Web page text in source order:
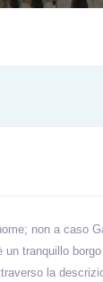
non a caso
tranquillo
la